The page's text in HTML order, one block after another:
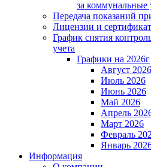
за коммунальные
Передача показаний
Лицензии и
График снятия
учета
Графики на 2026г
Август 2026
Июль 2026
Июнь 2026
Май 2026
Апрель
Март 2026
Февраль
Январь
Информация